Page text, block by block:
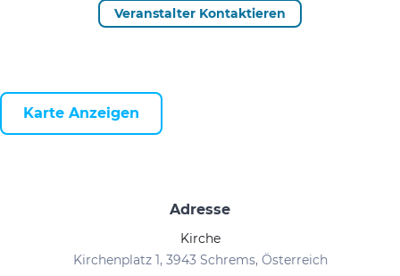
Veranstalter Kontaktieren
Karte Anzeigen
Adresse
Kirche
Kirchenplatz 1, 3943 Schrems, Österreich